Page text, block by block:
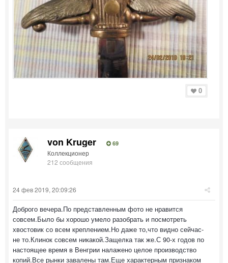
0
von Kruger 69
Коллекционер
212 сообщения
24 фев 2019, 20:09:26
Доброго вечера.По представленным фото не нравится
совсем.Было бы хорошо умело разобрать и посмотреть
хвостовик со всем креплением.Но даже то,что видно сейчас-
не то.Клинок совсем никакой.Защелка так же.С 90-х годов по
настоящее время в Венгрии налажено целое производство
копий.Все рынки завалены там.Еще характерным признаком